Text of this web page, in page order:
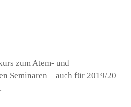
zum Atem- und
Seminaren – auch für 2019/20